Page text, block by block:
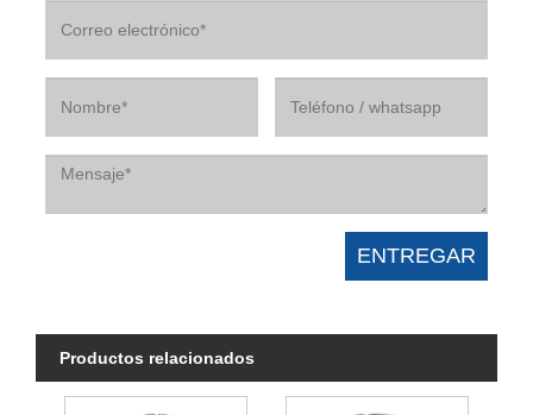
Productos relacionados